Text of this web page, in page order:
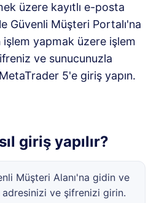
üzere kayıtlı e-posta
Güvenli Müşteri Portalı'na
işlem yapmak üzere işlem
ve sunucunuzla
5'e giriş yapın.
giriş yapılır?
Müşteri Alanı'na gidin ve
adresinizi ve şifrenizi girin.